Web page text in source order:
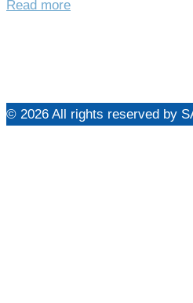
Read more
© 2026 All rights reserved by